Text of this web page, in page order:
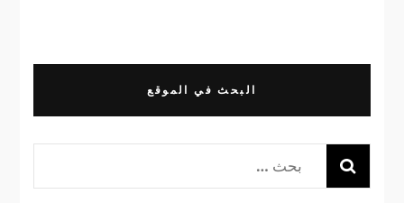
البحث في الموقع
البحث
عن: